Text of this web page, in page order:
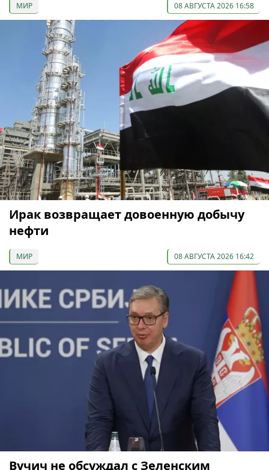
МИР 08 АВГУСТА 2026 16:58
Ирак возвращает довоенную добычу
нефти
МИР 08 АВГУСТА 2026 16:42
Вучич не обсуждал с Зеленским